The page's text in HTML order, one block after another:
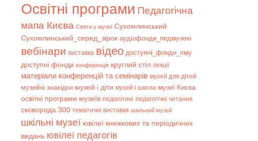
Освітні програми Педагогічна
мапа Києва Свята у музеї Сухомлинський
Сухомлинський_серед_зірок аудіофонди_педмузею
вебінари виставка відео доступні_фонди_пму
доступні фонди конференція круглий стіл лекції
матеріали конференцій та семінарів музей для дітей
музейні знахідки музей і діти музей і школа музеї Києва
освітні програми музеїв педагогині педагогічні читання
сковорода 300 тематичні виставки шкільний музей
шкільні музеї ювілеї книжкових та періодичних
видань ювілеї педагогів